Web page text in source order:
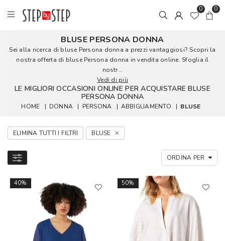
0 0
BLUSE PERSONA DONNA
Sei alla ricerca di bluse Persona donna a prezzi vantaggiosi? Scopri la
nostra offerta di bluse Persona donna in vendita online. Sfoglia il
nostr...
Vedi di più
LE MIGLIORI OCCASIONI ONLINE PER ACQUISTARE BLUSE
PERSONA DONNA
HOME | DONNA | PERSONA | ABBIGLIAMENTO | BLUSE
ELIMINA TUTTI I FILTRI BLUSE
40% 50%